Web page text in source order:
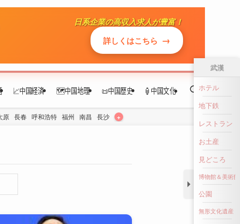
🗺️中国地理 📜中国歴史 🏮中国文化
南昌 長沙 +
武漢
ホテル
地下鉄
レストラン
お土産
見どころ
博物館＆美術館
公園
無形文化遺産